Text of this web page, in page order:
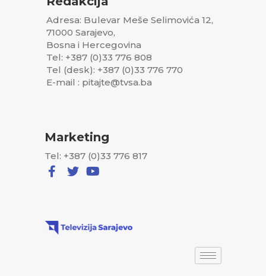
Adresa: Bulevar Meše Selimovića 12,
71000 Sarajevo,
Bosna i Hercegovina
Tel: +387 (0)33 776 808
Tel (desk): +387 (0)33 776 770
E-mail : pitajte@tvsa.ba
Marketing
Tel: +387 (0)33 776 817